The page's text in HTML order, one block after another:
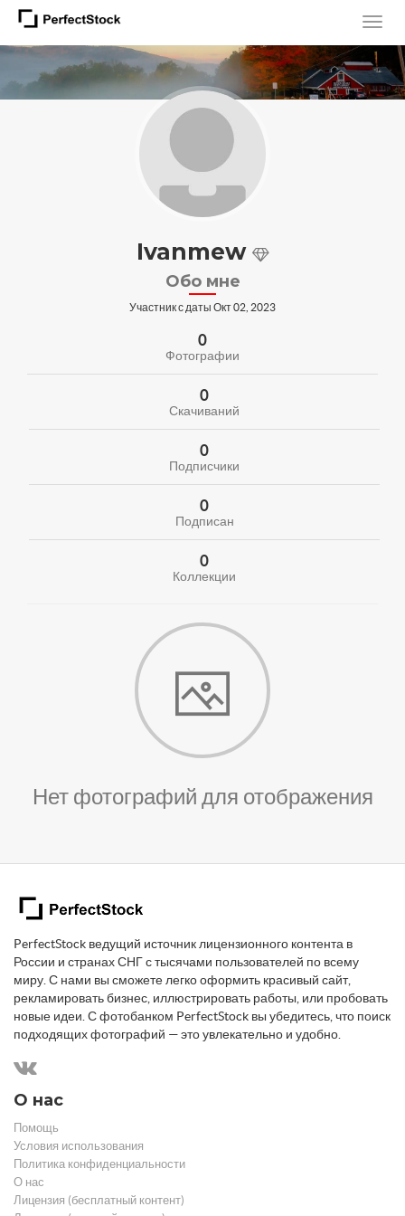
Ivanmew
Обо мне
Участник с даты Окт 02, 2023
0
Фотографии
0
Скачиваний
0
Подписчики
0
Подписан
0
Коллекции
Нет фотографий для отображения
PerfectStock ведущий источник лицензионного контента в
России и странах СНГ с тысячами пользователей по всему
миру. С нами вы сможете легко оформить красивый сайт,
рекламировать бизнес, иллюстрировать работы, или пробовать
новые идеи. С фотобанком PerfectStock вы убедитесь, что поиск
подходящих фотографий — это увлекательно и удобно.
О нас
Помощь
Условия использования
Политика конфиденциальности
О нас
Лицензия (бесплатный контент)